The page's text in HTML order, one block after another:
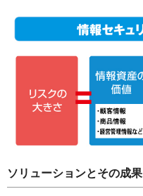
ソリューションとその成果